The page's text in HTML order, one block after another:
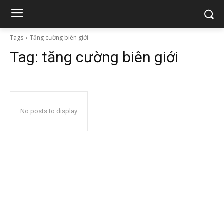
Tags Tăng cường biên giới
Tag: tăng cường biên giới
No posts to display